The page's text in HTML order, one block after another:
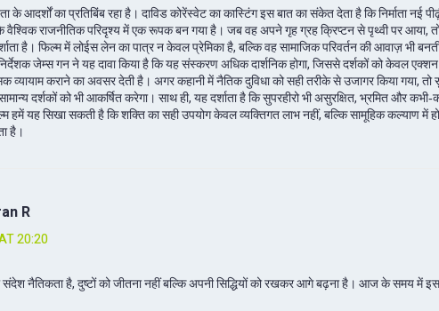
के आदर्शों का प्रतिबिंब रहा है। दाविड कोरेंस्वेट का कास्टिंग इस बात का संकेत देता है कि
वैश्विक राजनीतिक परिदृश्य में एक रूपक बन गया है। जब वह अपने गृह ग्रह क्रिप्टन से पृथ्वी पर आया,
है। फिल्म में लोईस लेन का पात्र न केवल प्रेमिका है, बल्कि वह सामाजिक परिवर्तन की आवाज़
जेम्स गन ने यह दावा किया है कि यह संस्करण अधिक दार्शनिक होगा, जिससे दर्शकों को केवल
व्यायाम कराने का अवसर देती है। अगर कहानी में नैतिक दुविधा को सही तरीके से उजागर किया
दर्शकों को भी आकर्षित करेगा। साथ ही, यह दर्शाता है कि सुपरहीरो भी असुरक्षित, भ्रमित और
यह सिखा सकती है कि शक्ति का सही उपयोग केवल व्यक्तिगत लाभ नहीं, बल्कि सामूहिक कल्याण में
है।
R
20:20
नैतिकता है, दुष्टों को जीतना नहीं बल्कि अपनी सिद्धियों को रखकर आगे बढ़ना है। आज के समय में